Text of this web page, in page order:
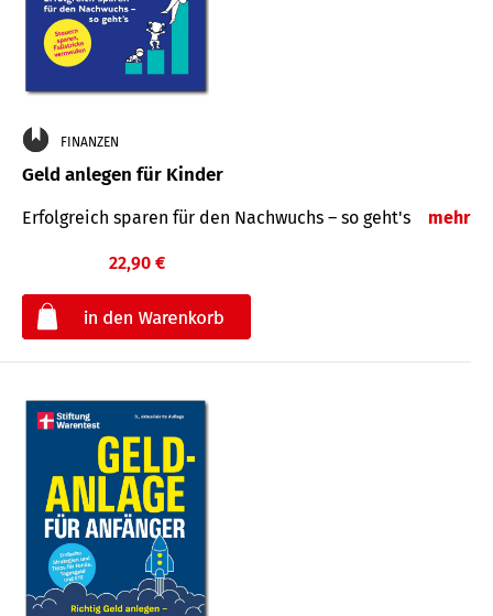
FINANZEN
Geld anlegen für Kinder
Erfolgreich sparen für den Nachwuchs – so geht's mehr
22,90 €